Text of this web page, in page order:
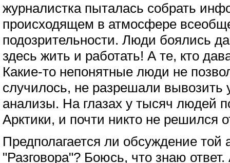
журналистка пыталась собрать
происходящем в атмосфере
подозрительности. Люди боялись
здесь жить и работать! А те, кто
Какие-то непонятные люди не
случилось, не разрешали вывозить
анализы. На глазах у тысяч людей
Арктики, и почти никто не решился
Предполагается ли обсуждение той
"Разговора"? Боюсь, что знаю